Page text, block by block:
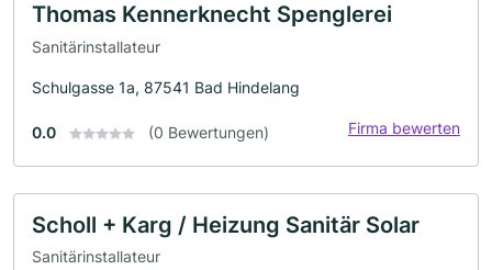
Thomas Kennerknecht Spenglerei
Sanitärinstallateur
Schulgasse 1a, 87541 Bad Hindelang
0.0 (0 Bewertungen) Firma bewerten
Scholl + Karg / Heizung Sanitär Solar
Sanitärinstallateur